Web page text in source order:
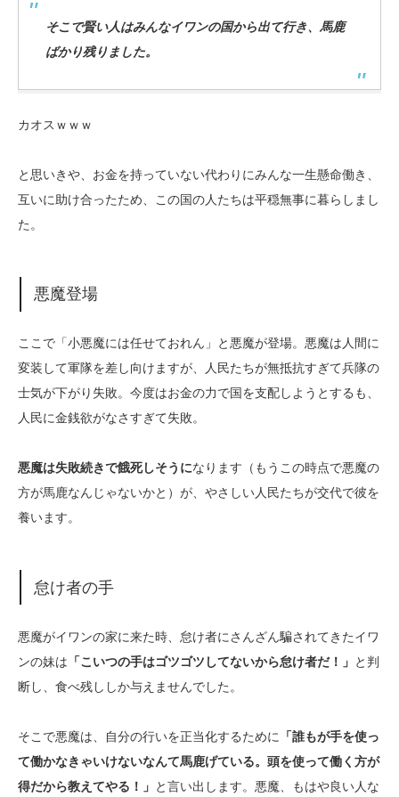
そこで賢い人はみんなイワンの国から出て行き、馬鹿
ばかり残りました。
カオスｗｗｗ
と思いきや、お金を持っていない代わりにみんな一生懸命働き、
互いに助け合ったため、この国の人たちは平穏無事に暮らしまし
た。
悪魔登場
ここで「小悪魔には任せておれん」と悪魔が登場。悪魔は人間に
変装して軍隊を差し向けますが、人民たちが無抵抗すぎて兵隊の
士気が下がり失敗。今度はお金の力で国を支配しようとするも、
人民に金銭欲がなさすぎて失敗。
悪魔は失敗続きで餓死しそうになります（もうこの時点で悪魔の
方が馬鹿なんじゃないかと）が、やさしい人民たちが交代で彼を
養います。
怠け者の手
悪魔がイワンの家に来た時、怠け者にさんざん騙されてきたイワ
ンの妹は 「こいつの手はゴツゴツしてないから怠け者だ！」 と判
断し、食べ残ししか与えませんでした。
そこで悪魔は、自分の行いを正当化するために
「誰もが手を使っ
て働かなきゃいけないなんて馬鹿げている。頭を使って働く方が
得だから教えてやる！」 と言い出します。悪魔、もはや良い人な